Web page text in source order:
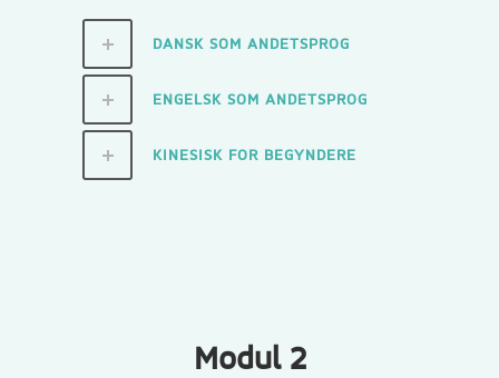
DANSK SOM ANDETSPROG
ENGELSK SOM ANDETSPROG
KINESISK FOR BEGYNDERE
Modul 2